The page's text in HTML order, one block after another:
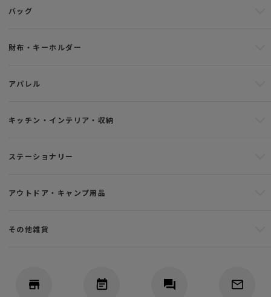
バッグ
財布・キーホルダー
アパレル
キッチン・インテリア・収納
ステーショナリー
アウトドア・キャンプ用品
その他雑貨